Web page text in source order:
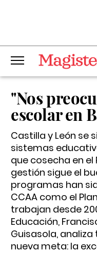
"Nos
escolar en
Castilla y León se
sistemas
que cosecha en el
gestión sigue el
programas han
CCAA como el
trabajan desde
Educación,
Guisasola,
nueva meta: la